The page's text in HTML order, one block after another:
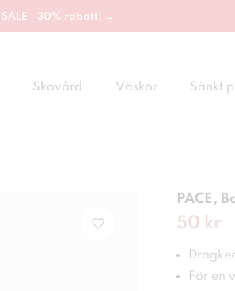
SALE - 30% rabatt! →
Skovård Väskor Sänkt
PACE,
50 kr
För en